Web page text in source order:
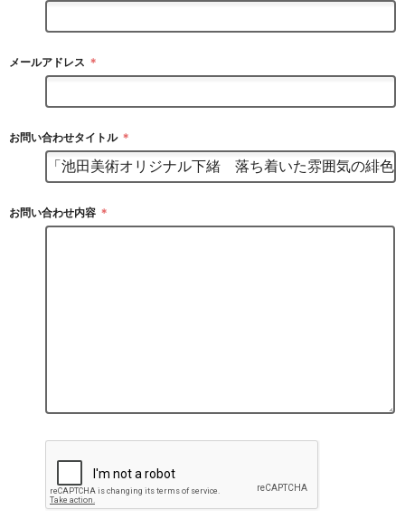
メールアドレス ＊
お問い合わせタイトル ＊
お問い合わせ内容 ＊